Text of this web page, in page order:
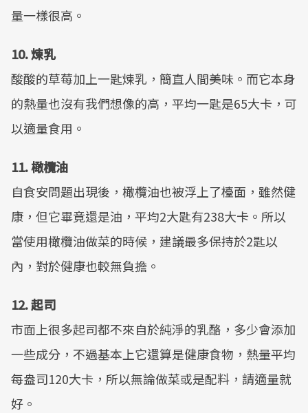
量一樣很高。
10. 煉乳
酸酸的草莓加上一匙煉乳，簡直人間美味。而它本身
的熱量也沒有我們想像的高，平均一匙是65大卡，可
以適量食用。
11. 橄欖油
自食安問題出現後，橄欖油也被浮上了檯面，雖然健
康，但它畢竟還是油，平均2大匙有238大卡。所以
當使用橄欖油做菜的時候，建議最多保持於2匙以
內，對於健康也較無負擔。
12. 起司
市面上很多起司都不來自於純淨的乳酪，多少會添加
一些成分，不過基本上它還算是健康食物，熱量平均
每盎司120大卡，所以無論做菜或是配料，請適量就
好。